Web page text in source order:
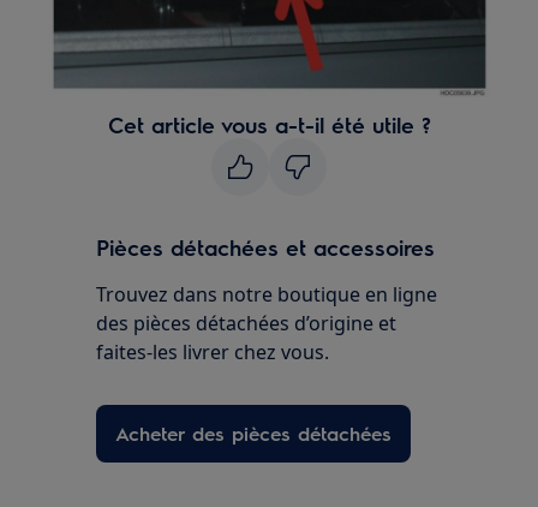
Cet article vous a-t-il été utile ?
Pièces détachées et accessoires
Trouvez dans notre boutique en ligne
des pièces détachées d’origine et
faites-les livrer chez vous.
Acheter des pièces détachées